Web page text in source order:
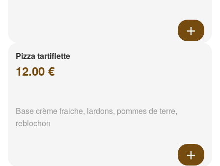
Pizza tartiflette
12.00 €
Base crème fraiche, lardons, pommes de terre,
reblochon